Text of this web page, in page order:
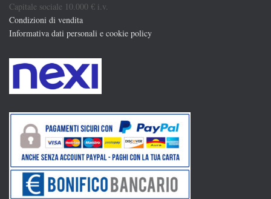
Capitale sociale 10.000 € i.v.
Condizioni di vendita
Informativa dati personali e cookie policy